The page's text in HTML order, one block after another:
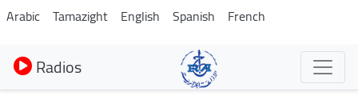
Aller
au
contenu
principal
Arabic Tamazight English Spanish French
Radios